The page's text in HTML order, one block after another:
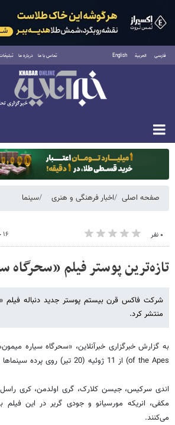
فارسی العربية English تماس با ما درباره ما
یکشنبه ۱۸ مرداد ۱۴۰۵
صفحه اصلی اخبار فرهنگی و هنری سینما
۰ نفر ۱۶ خرداد ۱۳۹۳ - ۱۹:۰۶
تازه‌ترین پوستر فیلم «سحرگاه
شرکت فاکس قرن بیستم پوستر جدید دنباله فیلم
منتشر کرد.
of the Apes) از 11 ژوئیه (20 تیر) روی پرده سینماها می‌رود.
اندی سرکیس، جیسن کلارک، گری اولدمن، کری
مکفی، انریکه مورسیانو و جودی گریر در این فیلم
می‌کنند.